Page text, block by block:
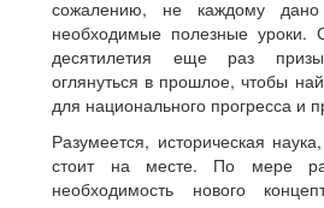
сожалению, не каждому
необходимые полезные уроки.
десятилетия еще раз
оглянуться в прошлое, чтобы
для национального прогресса и
Разумеется, историческая
стоит на месте. По мере
необходимость нового